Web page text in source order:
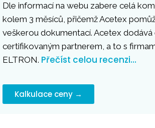
Dle informací na webu zabere celá
kolem 3 měsíců, přičemž Acetex
veškerou dokumentací. Acetex dodává
certifikovaným partnerem, a to s
ELTRON. Přečíst celou recenzi…
Kalkulace ceny →